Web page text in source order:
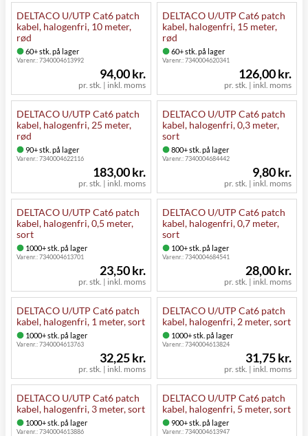
DELTACO U/UTP Cat6 patch
kabel, halogenfri, 10 meter,
rød
60+ stk. på lager
Varenr.:7340004613992
pr. stk. | inkl. moms
94,00 kr.
DELTACO U/UTP Cat6 patch
kabel, halogenfri, 15 meter,
rød
60+ stk. på lager
Varenr.:7340004620341
pr. stk. | inkl. moms
126,00 kr.
DELTACO U/UTP Cat6 patch
kabel, halogenfri, 25 meter,
rød
90+ stk. på lager
Varenr.:7340004622116
pr. stk. | inkl. moms
183,00 kr.
DELTACO U/UTP Cat6 patch
kabel, halogenfri, 0,3 meter,
sort
800+ stk. på lager
Varenr.:7340004684442
pr. stk. | inkl. moms
9,80 kr.
DELTACO U/UTP Cat6 patch
kabel, halogenfri, 0,5 meter,
sort
1000+ stk. på lager
Varenr.:7340004613701
pr. stk. | inkl. moms
23,50 kr.
DELTACO U/UTP Cat6 patch
kabel, halogenfri, 0,7 meter,
sort
100+ stk. på lager
Varenr.:7340004684541
pr. stk. | inkl. moms
28,00 kr.
DELTACO U/UTP Cat6 patch
kabel, halogenfri, 1 meter, sort
1000+ stk. på lager
Varenr.:7340004613763
pr. stk. | inkl. moms
32,25 kr.
DELTACO U/UTP Cat6 patch
kabel, halogenfri, 2 meter, sort
1000+ stk. på lager
Varenr.:7340004613824
pr. stk. | inkl. moms
31,75 kr.
DELTACO U/UTP Cat6 patch
kabel, halogenfri, 3 meter, sort
1000+ stk. på lager
Varenr.:7340004613886
DELTACO U/UTP Cat6 patch
kabel, halogenfri, 5 meter, sort
900+ stk. på lager
Varenr.:7340004613947